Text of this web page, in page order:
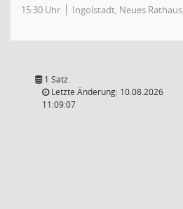
15:30 Uhr Ingolstadt, Neues
1 Satz
Letzte Änderung: 10.08.2026
11:09:07